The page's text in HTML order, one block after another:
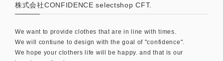
株式会社CONFIDENCE selectshop CFT.
We want to provide clothes that are in line with times.
We will contiune to design with the goal of "confidence".
We hope your clothers life will be happy. and that is our